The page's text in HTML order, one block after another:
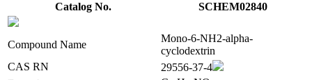
Catalog No. SCHEM02840
Compound Name
Mono-6-NH2-alpha-
cyclodextrin
CAS RN
29556-37-4